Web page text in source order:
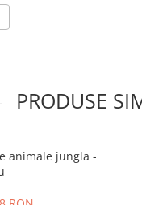
PRODUSE
animale jungla -